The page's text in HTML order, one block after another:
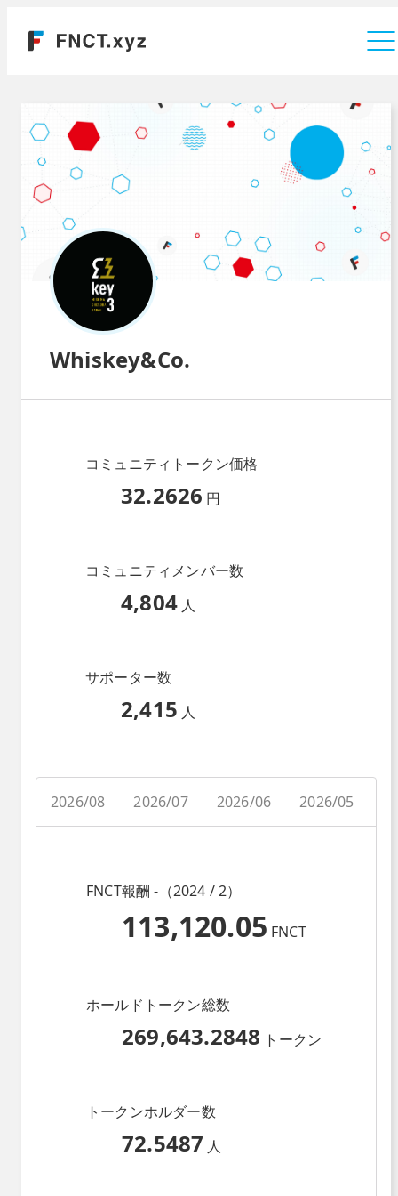
Whiskey&Co.
コミュニティトークン価格
32.2626 円
コミュニティメンバー数
4,804 人
サポーター数
2,415 人
2026/08 2026/07 2026/06 2026/05
FNCT報酬 -（2024 / 2）
113,120.05 FNCT
ホールドトークン総数
269,643.2848 トークン
トークンホルダー数
72.5487 人